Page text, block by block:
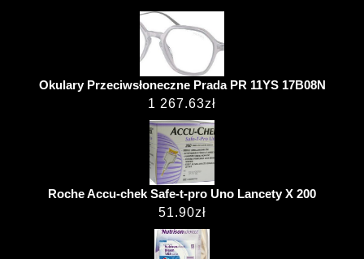
Okulary Przeciwsłoneczne Prada PR 11YS 17B08N
1 267.63zł
Roche Accu-chek Safe-t-pro Uno Lancety X 200
51.90zł